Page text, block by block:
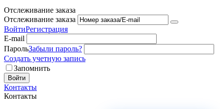
Отслеживание заказа
Отслеживание заказа
ВойтиРегистрация
E-mail
ПарольЗабыли пароль?
Создать учетную запись
Запомнить
Войти
Контакты
Контакты